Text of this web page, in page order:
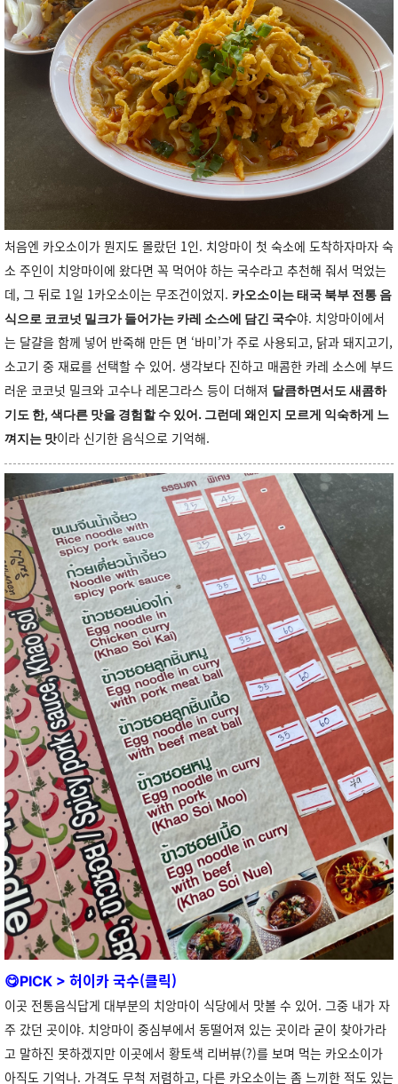
처음엔 카오소이가 뭔지도 몰랐던 1인. 치앙마이 첫 숙소에 도착하자마자 숙
소 주인이 치앙마이에 왔다면 꼭 먹어야 하는 국수라고 추천해 줘서 먹었는
데, 그 뒤로 1일 1카오소이는 무조건이었지. 카오소이는 태국 북부 전통 음
식으로 코코넛 밀크가 들어가는 카레 소스에 담긴 국수야. 치앙마이에서
는 달걀을 함께 넣어 반죽해 만든 면 ‘바미’가 주로 사용되고, 닭과 돼지고기,
소고기 중 재료를 선택할 수 있어. 생각보다 진하고 매콤한 카레 소스에 부드
러운 코코넛 밀크와 고수나 레몬그라스 등이 더해져 달큼하면서도 새콤하
기도 한, 색다른 맛을 경험할 수 있어. 그런데 왜인지 모르게 익숙하게 느
껴지는 맛이라 신기한 음식으로 기억해.
😋PICK > 허이카 국수(클릭)
이곳 전통음식답게 대부분의 치앙마이 식당에서 맛볼 수 있어. 그중 내가 자
주 갔던 곳이야. 치앙마이 중심부에서 동떨어져 있는 곳이라 굳이 찾아가라
고 말하진 못하겠지만 이곳에서 황토색 리버뷰(?)를 보며 먹는 카오소이가
아직도 기억나. 가격도 무척 저렴하고, 다른 카오소이는 좀 느끼한 적도 있는